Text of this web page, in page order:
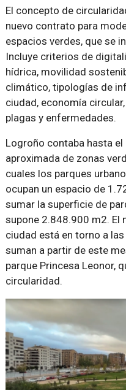
El concepto de
nuevo contrato para
espacios verdes, que se
Incluye criterios de
hídrica, movilidad
climático, tipologías de
ciudad, economía
plagas y enfermedades.
Logroño contaba hasta
aproximada de zonas
cuales los parques
ocupan un espacio de
sumar la superficie de
supone 2.848.900 m2. El
ciudad está en torno a
suman a partir de este
parque Princesa Leonor,
circularidad.